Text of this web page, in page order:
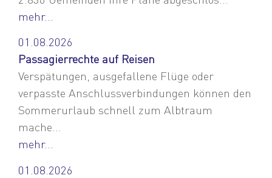
mehr...
01.08.2026
Passagierrechte auf Reisen
Verspätungen, ausgefallene Flüge oder
verpasste Anschlussverbindungen können den
Sommerurlaub schnell zum Albtraum
mache...
mehr...
01.08.2026